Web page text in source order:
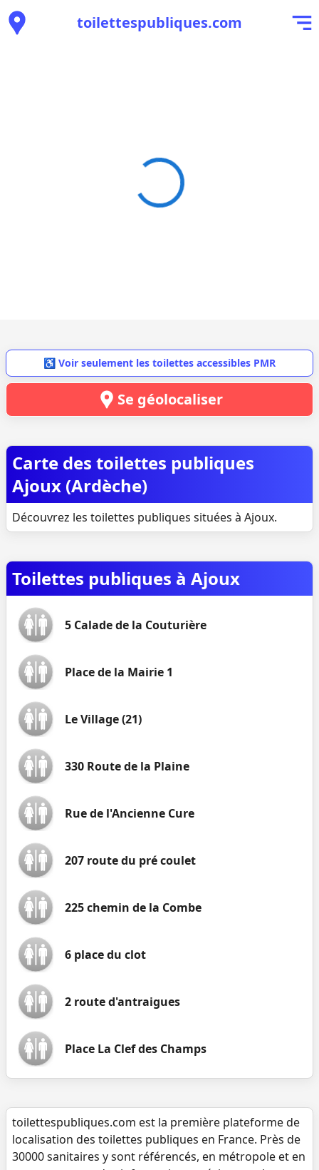
toilettespubliques.com
♿ Voir seulement les toilettes accessibles PMR
Se géolocaliser
Carte des toilettes publiques
Ajoux (Ardèche)
Découvrez les toilettes publiques situées à Ajoux.
Toilettes publiques à Ajoux
5 Calade de la Couturière
Place de la Mairie 1
Le Village (21)
330 Route de la Plaine
Rue de l'Ancienne Cure
207 route du pré coulet
225 chemin de la Combe
6 place du clot
2 route d'antraigues
Place La Clef des Champs
toilettespubliques.com est la première plateforme de
localisation des toilettes publiques en France. Près de
30000 sanitaires y sont référencés, en métropole et en